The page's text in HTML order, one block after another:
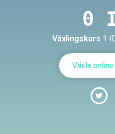
Växlingskurs 1
Växla